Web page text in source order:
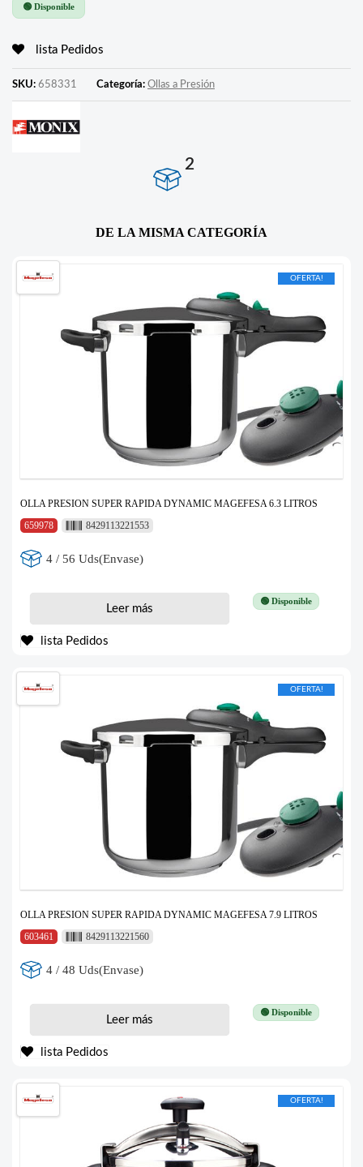
🟢 Disponible
lista Pedidos
SKU: 658331 Categoría: Ollas a Presión
2
DE LA MISMA CATEGORÍA
OFERTA!
OLLA PRESION SUPER RAPIDA DYNAMIC MAGEFESA 6.3 LITROS
659978
8429113221553
4 / 56 Uds(Envase)
🟢 Disponible
Leer más
lista Pedidos
OFERTA!
OLLA PRESION SUPER RAPIDA DYNAMIC MAGEFESA 7.9 LITROS
603461
8429113221560
4 / 48 Uds(Envase)
🟢 Disponible
Leer más
lista Pedidos
OFERTA!